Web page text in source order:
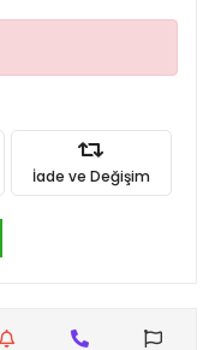
İade ve Değişim